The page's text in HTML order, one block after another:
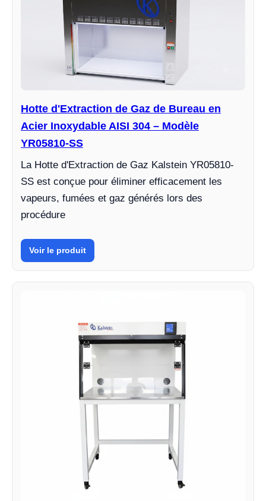
Hotte d'Extraction de Gaz de Bureau en
Acier Inoxydable AISI 304 – Modèle
YR05810-SS
La Hotte d'Extraction de Gaz Kalstein YR05810-
SS est conçue pour éliminer efficacement les
vapeurs, fumées et gaz générés lors des
procédure
Voir le produit